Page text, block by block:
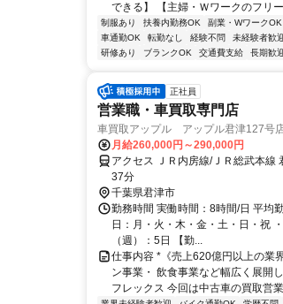
できる】 【主婦・Ｗワークのフリ
制服あり 扶養内勤務OK 副業・WワークOK
車通勤OK
転勤なし 経験不問 未経験者歓
研修あり
ブランクOK 交通費支給 長期歓
正社員
営業職・車買取専門店
車買取アップル アップル君津127号
月給260,000円～290,000円
アクセス ＪＲ内房線/ＪＲ総武本線
37分
千葉県君津市
勤務時間 実働時間：8時間/日 平均
日：月・火・木・金・土・日・祝
（週）：5日 【勤...
仕事内容 *《売上620億円以上の業
ン事業・ 飲食事業など幅広く展開
フレックス 今回は中古車の買取営